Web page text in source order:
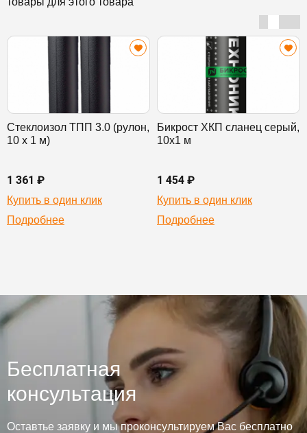
Стеклоизол ТПП 3.0 (рулон,
10 х 1 м)
1 361 ₽
Купить в один клик
Подробнее
Бикрост ХКП сланец серый,
10х1 м
1 454 ₽
Купить в один клик
Подробнее
Бесплатная
консультация
Оставтье заявку и мы проконсультируем Вас бесплатно